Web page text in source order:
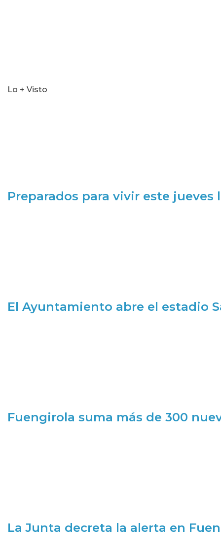
Lo + Visto
Preparados para vivir este jueves
El Ayuntamiento abre el estadio
Fuengirola suma más de 300
La Junta decreta la alerta en